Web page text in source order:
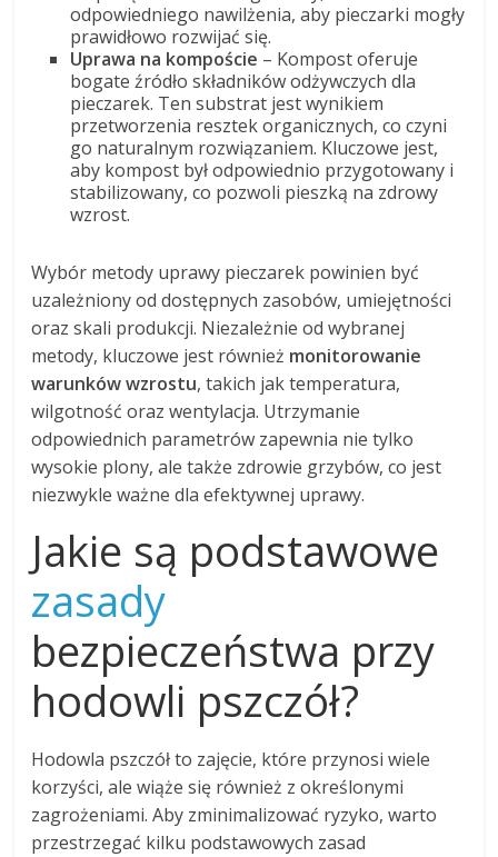
odpowiedniego nawilżenia, aby pieczarki mogły
prawidłowo rozwijać się.
Uprawa na kompoście – Kompost oferuje
bogate źródło składników odżywczych dla
pieczarek. Ten substrat jest wynikiem
przetworzenia resztek organicznych, co czyni
go naturalnym rozwiązaniem. Kluczowe jest,
aby kompost był odpowiednio przygotowany i
stabilizowany, co pozwoli pieszką na zdrowy
wzrost.
Wybór metody uprawy pieczarek powinien być
uzależniony od dostępnych zasobów, umiejętności
oraz skali produkcji. Niezależnie od wybranej
metody, kluczowe jest również monitorowanie
warunków wzrostu, takich jak temperatura,
wilgotność oraz wentylacja. Utrzymanie
odpowiednich parametrów zapewnia nie tylko
wysokie plony, ale także zdrowie grzybów, co jest
niezwykle ważne dla efektywnej uprawy.
Jakie są podstawowe
zasady
bezpieczeństwa przy
hodowli pszczół?
Hodowla pszczół to zajęcie, które przynosi wiele
korzyści, ale wiąże się również z określonymi
zagrożeniami. Aby zminimalizować ryzyko, warto
przestrzegać kilku podstawowych zasad